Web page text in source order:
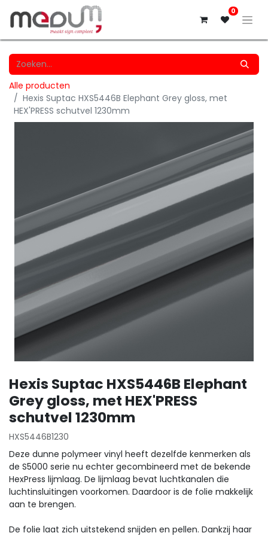
0
Alle producten
Hexis Suptac HXS5446B Elephant Grey gloss, met
HEX'PRESS schutvel 1230mm
Hexis Suptac HXS5446B Elephant
Grey gloss, met HEX'PRESS
schutvel 1230mm
HXS5446B1230
Deze dunne polymeer vinyl heeft dezelfde kenmerken als
de S5000 serie nu echter gecombineerd met de bekende
HexPress lijmlaag. De lijmlaag bevat luchtkanalen die
luchtinsluitingen voorkomen. Daardoor is de folie makkelijk
aan te brengen.
De folie laat zich uitstekend snijden en pellen. Dankzij haar